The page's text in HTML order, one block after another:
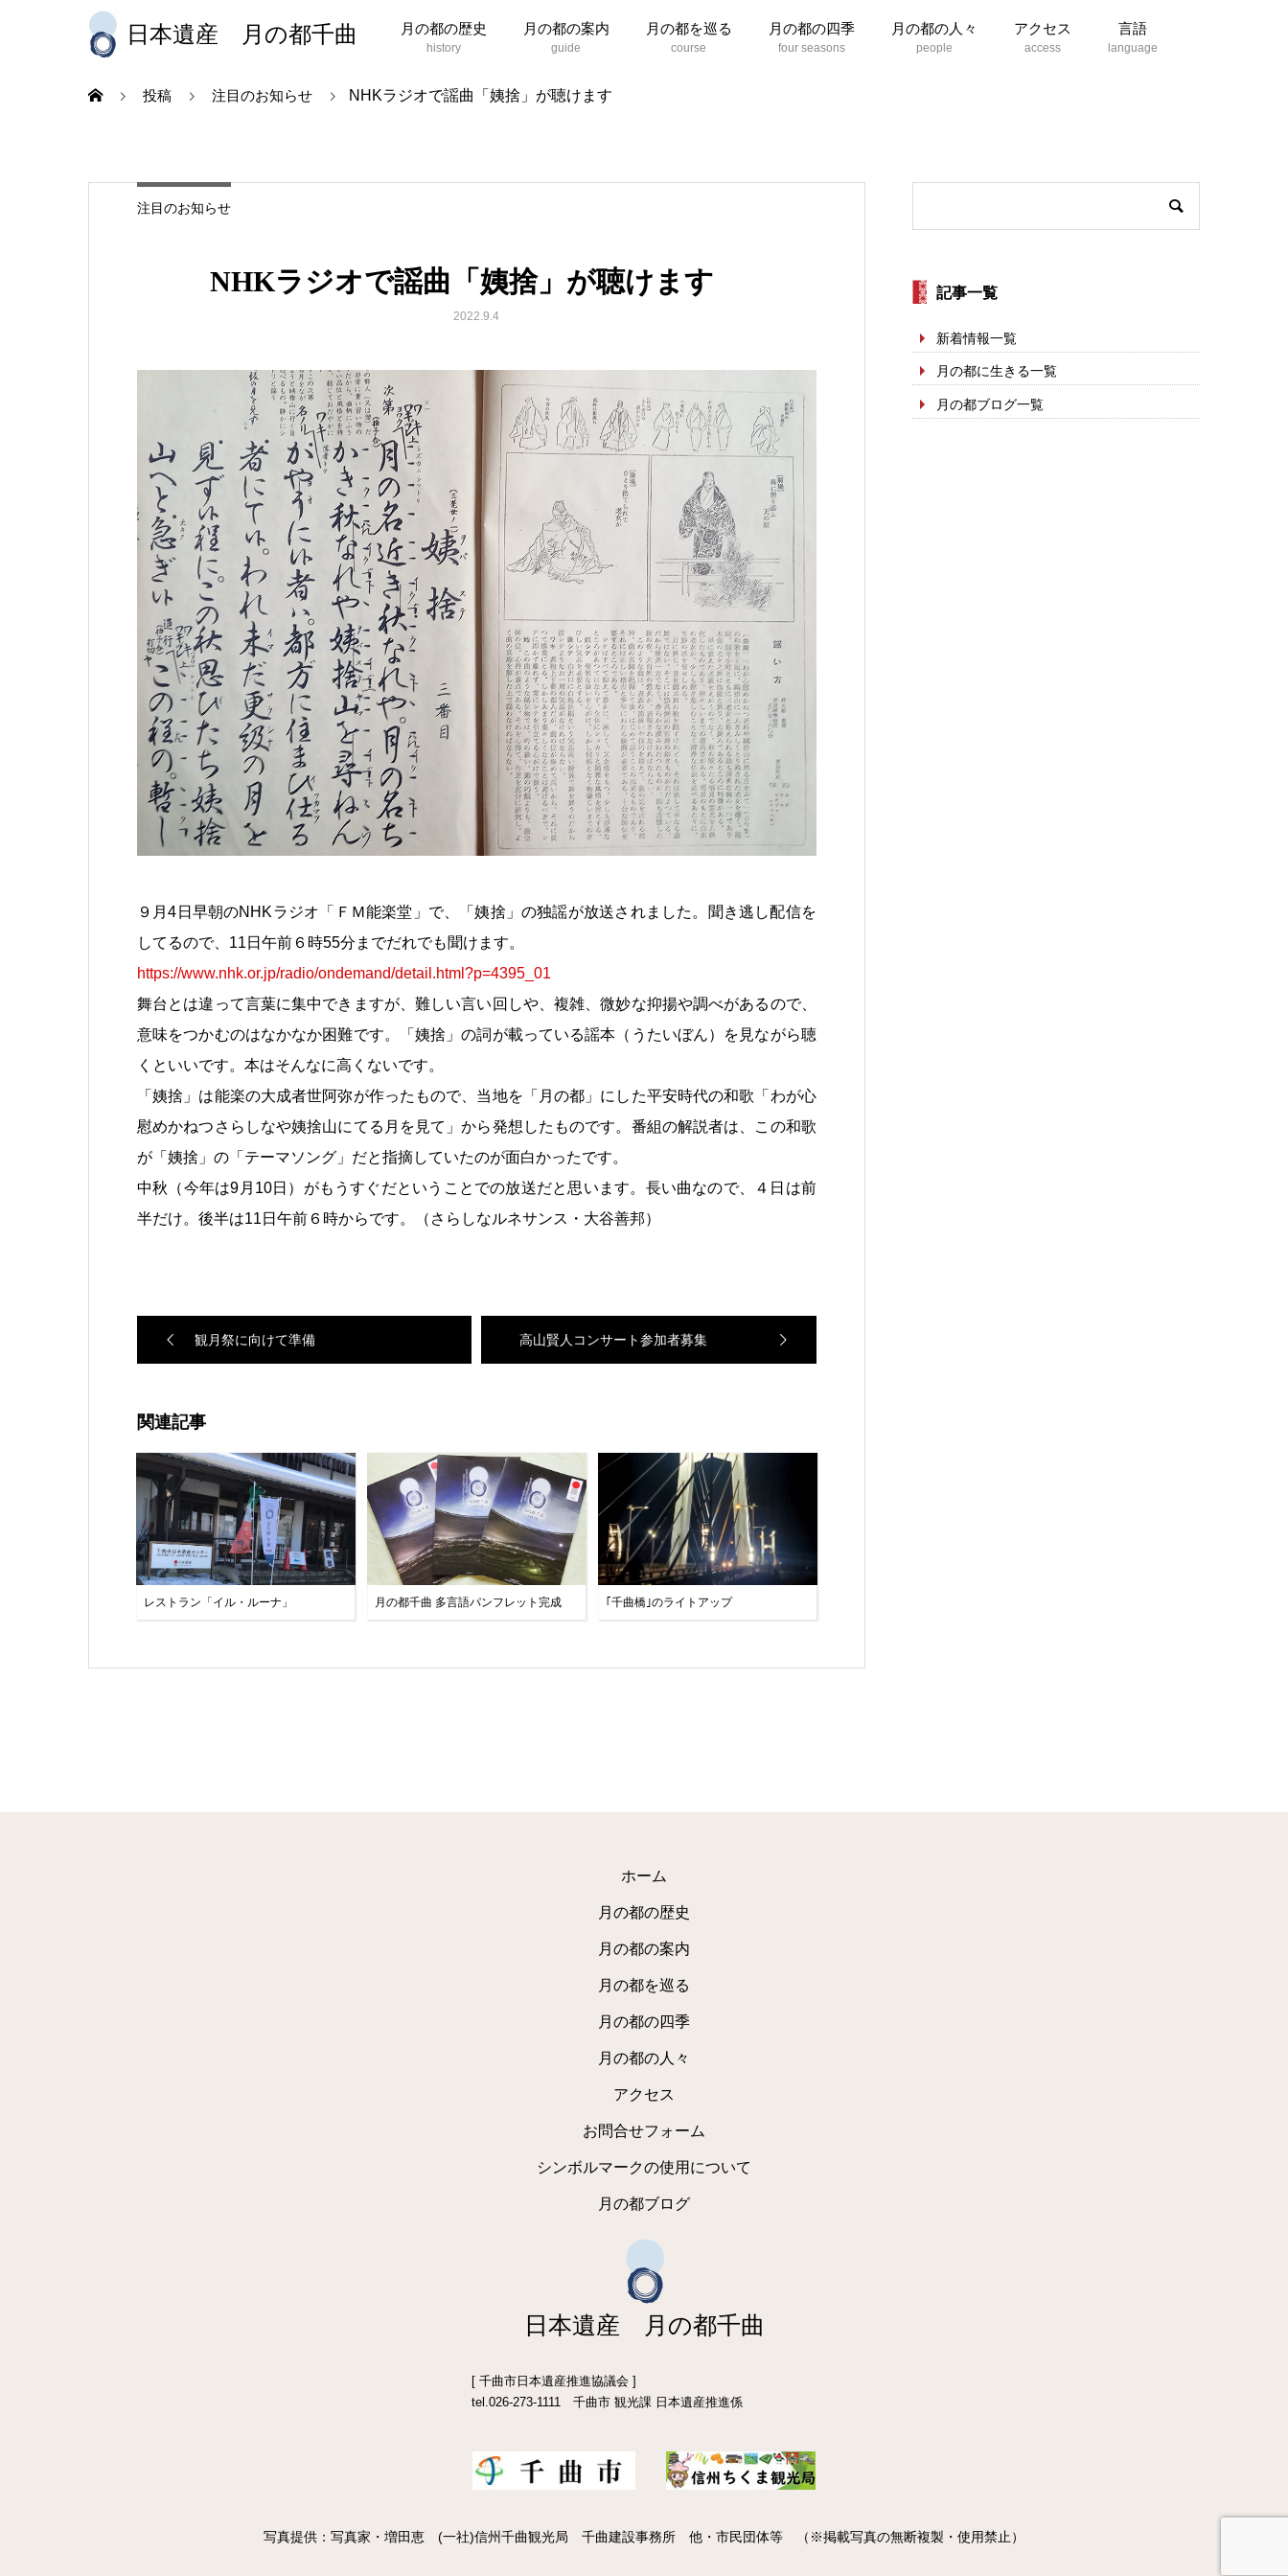
日本遺産 月の都千曲 月の都の歴史 月の都の案内 月の都を巡る 月の都の四季 月の都の人々 アクセス 言語
投稿 注目のお知らせ NHKラジオで謡曲「姨捨」が聴けます
注目のお知らせ
NHKラジオで謡曲「姨捨」が聴けます
2022.9.4
９月4日早朝のNHKラジオ「ＦＭ能楽堂」で、「姨捨」の独謡が放送されました。聞き逃し配信を
してるので、11日午前６時55分までだれでも聞けます。
https://www.nhk.or.jp/radio/ondemand/detail.html?p=4395_01
舞台とは違って言葉に集中できますが、難しい言い回しや、複雑、微妙な抑揚や調べがあるので、
意味をつかむのはなかなか困難です。「姨捨」の詞が載っている謡本（うたいぼん）を見ながら聴
くといいです。本はそんなに高くないです。
「姨捨」は能楽の大成者世阿弥が作ったもので、当地を「月の都」にした平安時代の和歌「わが心
慰めかねつさらしなや姨捨山にてる月を見て」から発想したものです。番組の解説者は、この和歌
が「姨捨」の「テーマソング」だと指摘していたのが面白かったです。
中秋（今年は9月10日）がもうすぐだということでの放送だと思います。長い曲なので、４日は前
半だけ。後半は11日午前６時からです。（さらしなルネサンス・大谷善邦）
観月祭に向けて準備 高山賢人コンサート参加者募集
関連記事
レストラン「イル・ルーナ」 月の都千曲 多言語パンフレット完成 ｢千曲橋｣のライトアップ
記事一覧
新着情報一覧
月の都に生きる一覧
月の都ブログ一覧
ホーム
月の都の歴史
月の都の案内
月の都を巡る
月の都の四季
月の都の人々
アクセス
お問合せフォーム
シンボルマークの使用について
月の都ブログ
日本遺産 月の都千曲
[ 千曲市日本遺産推進協議会 ]
tel.026-273-1111 千曲市 観光課 日本遺産推進係
写真提供：写真家・増田恵 (一社)信州千曲観光局 千曲建設事務所 他・市民団体等 （※掲載写真の無断複製・使用禁止）